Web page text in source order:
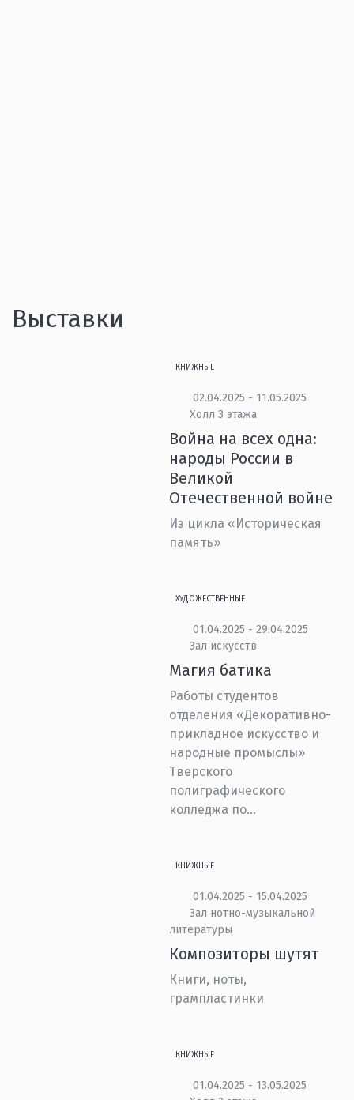
Выставки
КНИЖНЫЕ
02.04.2025 - 11.05.2025
Холл 3 этажа
Война на всех одна:
народы России в
Великой
Отечественной войне
Из цикла «Историческая
память»
ХУДОЖЕСТВЕННЫЕ
01.04.2025 - 29.04.2025
Зал искусств
Магия батика
Работы студентов
отделения «Декоративно-
прикладное искусство и
народные промыслы»
Тверского
полиграфического
колледжа по...
КНИЖНЫЕ
01.04.2025 - 15.04.2025
Зал нотно-музыкальной
литературы
Композиторы шутят
Книги, ноты,
грампластинки
КНИЖНЫЕ
01.04.2025 - 13.05.2025